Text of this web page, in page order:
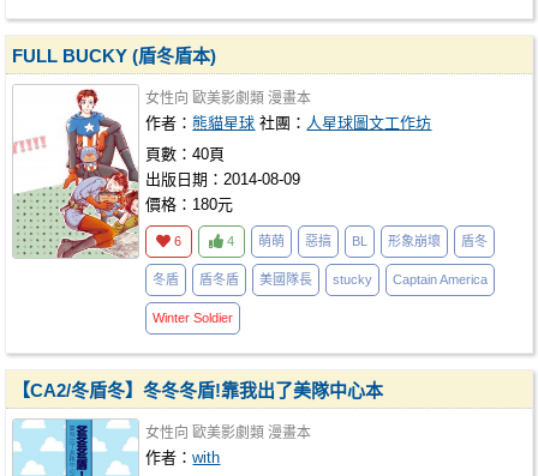
FULL BUCKY (盾冬盾本)
女性向 歐美影劇類 漫畫本
作者：熊貓星球 社團： 人星球圖文工作坊
頁數：40頁
出版日期：2014-08-09
價格：180元
6 4 萌萌 惡搞 BL 形象崩壞 盾冬
冬盾 盾冬盾 美國隊長 stucky Captain America
Winter Soldier
【CA2/冬盾冬】冬冬冬盾!靠我出了美隊中心本
女性向 歐美影劇類 漫畫本
作者：with